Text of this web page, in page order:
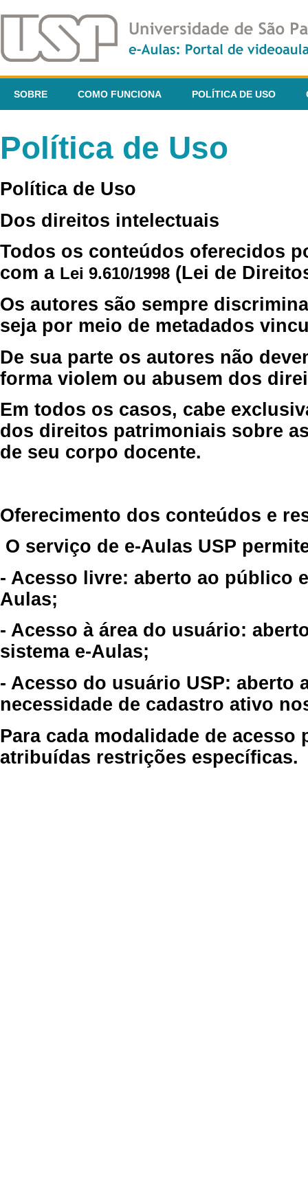
SOBRE COMO FUNCIONA POLÍTICA DE USO
Política de Uso
Política de Uso
Dos direitos intelectuais
Todos os conteúdos oferecidos
com a Lei 9.610/1998 (Lei de
Os autores são sempre
seja por meio de metadados
De sua parte os autores não
forma violem ou abusem dos
Em todos os casos, cabe
dos direitos patrimoniais sobre
de seu corpo docente.
Oferecimento dos conteúdos e
O serviço de e-Aulas USP
- Acesso livre: aberto ao público
Aulas;
- Acesso à área do usuário:
sistema e-Aulas;
- Acesso do usuário USP: aberto
necessidade de cadastro ativo
Para cada modalidade de
atribuídas restrições específicas.